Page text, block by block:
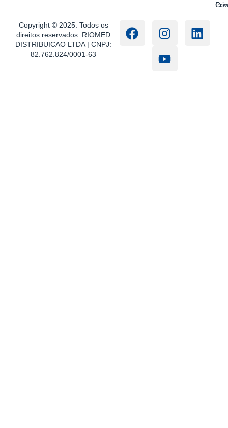
Copyright © 2025. Todos os
direitos reservados. RIOMED
DISTRIBUICAO LTDA | CNPJ:
82.762.824/0001-63